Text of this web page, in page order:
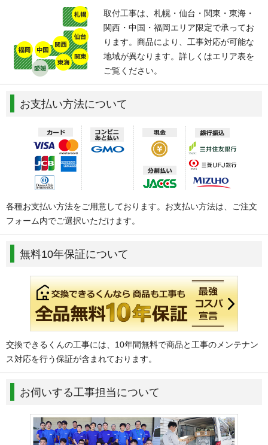
取付工事は、札幌・仙台・関東・東海・
関西・中国・福岡エリア限定で承ってお
ります。商品により、工事対応が可能な
地域が異なります。詳しくはエリア表を
ご覧ください。
お支払い方法について
各種お支払い方法をご用意しております。お支払い方法は、ご注文
フォーム内でご選択いただけます。
無料10年保証について
交換できるくんの工事には、10年間無料で商品と工事のメンテナン
ス対応を行う保証が含まれております。
お伺いする工事担当について